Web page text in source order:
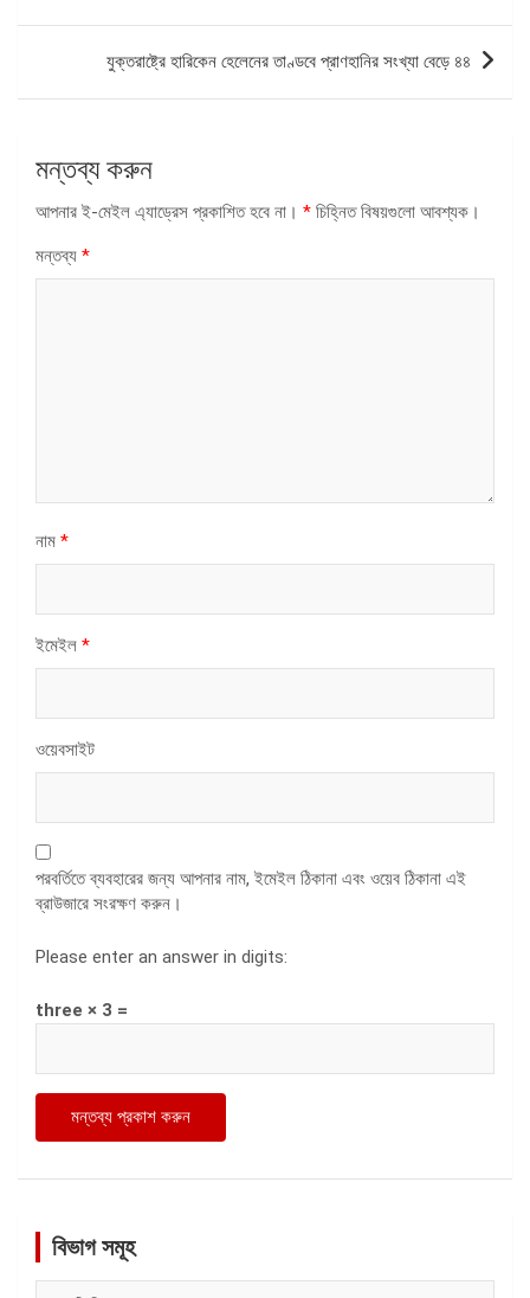
যুক্তরাষ্ট্রে হারিকেন হেলেনের তাণ্ডবে প্রাণহানির সংখ্যা বেড়ে ৪৪
মন্তব্য করুন
আপনার ই-মেইল এ্যাড্রেস প্রকাশিত হবে না। * চিহ্নিত বিষয়গুলো আবশ্যক।
মন্তব্য *
নাম *
ইমেইল *
ওয়েবসাইট
পরবর্তিতে ব্যবহারের জন্য আপনার নাম, ইমেইল ঠিকানা এবং ওয়েব ঠিকানা এই
ব্রাউজারে সংরক্ষণ করুন।
Please enter an answer in digits:
three × 3 =
বিভাগ সমূহ